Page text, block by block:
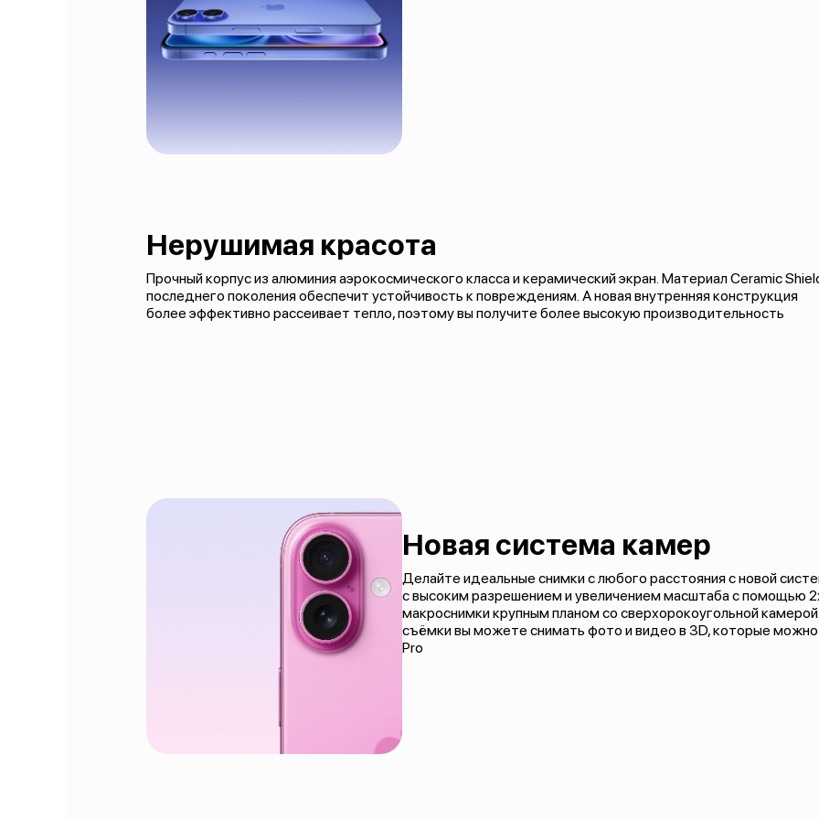
Нерушимая красота
Прочный корпус из алюминия аэрокосмического класса и керамический экран. Материал Ceramic
последнего поколения обеспечит устойчивость к повреждениям. А новая внутренняя конструкция
более эффективно рассеивает тепло, поэтому вы получите более высокую производительность
Новая система камер
Делайте идеальные снимки с любого расстояния с новой
с высоким разрешением и увеличением масштаба с помощью
макроснимки крупным планом со сверхорокоугольной
съёмки вы можете снимать фото и видео в 3D, которые
Pro